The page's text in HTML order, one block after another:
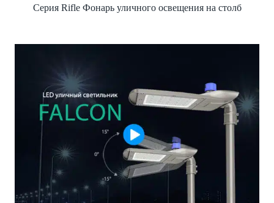
Серия Rifle Фонарь уличного освещения на столб